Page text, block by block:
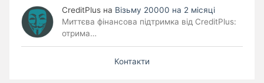
CreditPlus на Візьму 20000 на 2 місяці
Миттєва фінансова підтримка від CreditPlus:
отрима…
Контакти